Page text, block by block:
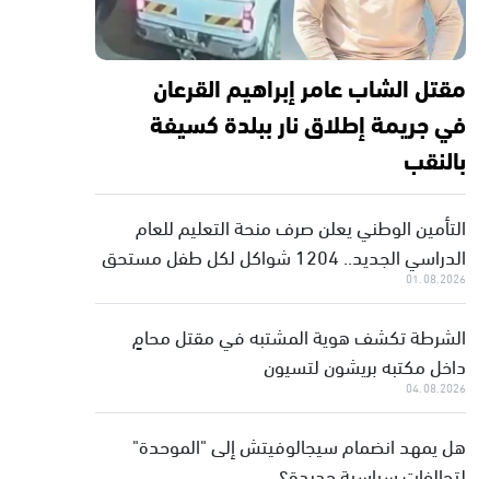
مقتل الشاب عامر إبراهيم القرعان
في جريمة إطلاق نار ببلدة كسيفة
بالنقب
التأمين الوطني يعلن صرف منحة التعليم للعام
الدراسي الجديد.. 1204 شواكل لكل طفل مستحق
01.08.2026
الشرطة تكشف هوية المشتبه في مقتل محامٍ
داخل مكتبه بريشون لتسيون
04.08.2026
هل يمهد انضمام سيجالوفيتش إلى "الموحدة"